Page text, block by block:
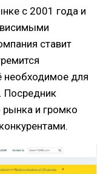
с 2001 года и
ставит
необходимое для
Посредник
и громко